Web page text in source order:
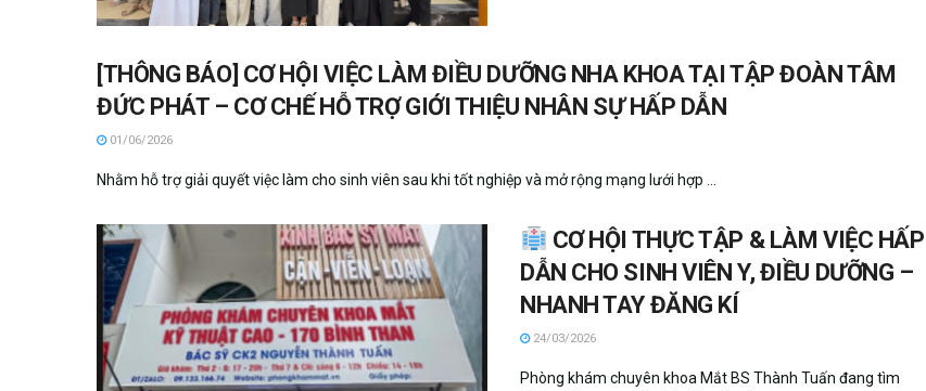
[THÔNG BÁO] CƠ HỘI VIỆC LÀM ĐIỀU DƯỠNG NHA KHOA TẠI TẬP ĐOÀN TÂM
ĐỨC PHÁT – CƠ CHẾ HỖ TRỢ GIỚI THIỆU NHÂN SỰ HẤP DẪN
01/06/2026
Nhằm hỗ trợ giải quyết việc làm cho sinh viên sau khi tốt nghiệp và mở rộng mạng lưới hợp ...
CƠ HỘI THỰC TẬP & LÀM VIỆC HẤP
DẪN CHO SINH VIÊN Y, ĐIỀU DƯỠNG –
NHANH TAY ĐĂNG KÍ
24/03/2026
Phòng khám chuyên khoa Mắt BS Thành Tuấn đang tìm